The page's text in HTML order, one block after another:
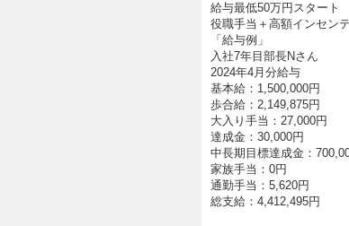
中長期目標達成金：20,000円（※日割り）
店舗の売上に応じたインセンティブを支給 支給実績：月250万円以
給与最低50万円スタート
役職手当＋高額インセン
「給与例」
入社7年目部長Nさん
2024年4月分給与
基本給：1,500,000円
歩合給：2,149,875円
大入り手当：27,000円
達成金：30,000円
中長期目標達成金：
家族手当：0円
通勤手当：5,620円
総支給：4,412,495円